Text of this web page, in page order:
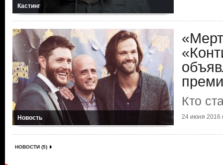
Кастинг
Новость
Кто
24 июня 2016
НОВОСТИ (5)